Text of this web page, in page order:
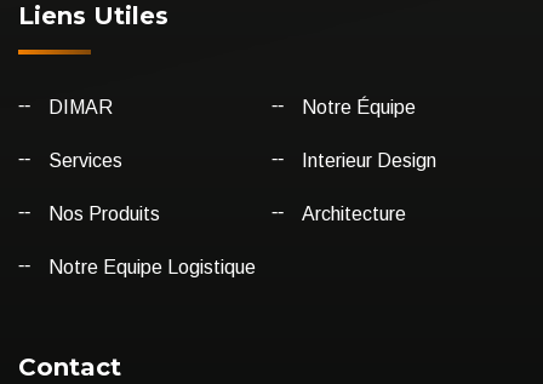
Liens Utiles
DIMAR Notre Équipe
Services Interieur Design
Nos Produits Architecture
Notre Equipe Logistique
Contact